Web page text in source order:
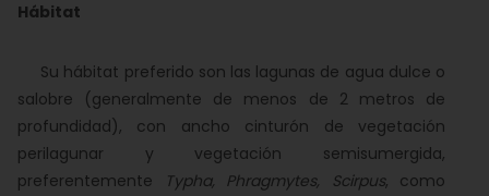
Hábitat
Su hábitat preferido son las lagunas de agua dulce o
salobre (generalmente de menos de 2 metros de
profundidad), con ancho cinturón de vegetación
perilagunar y vegetación semisumergida,
preferentemente
Typha, Phragmytes, Scirpus, como